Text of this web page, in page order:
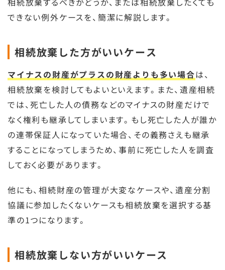
できない例外ケースを、簡潔に解説します。
相続放棄した方がいいケース
マイナスの財産がプラスの財産よりも多い場合は、
相続放棄を検討してもよいといえます。また、遺産相続
では、死亡した人の債務などのマイナスの財産だけで
なく権利も継承してしまいます。もし死亡した人が誰か
の連帯保証人になっていた場合、その義務さえも継承
することになってしまうため、事前に死亡した人を調査
しておく必要があります。
他にも、相続財産の管理が大変なケースや、遺産分割
協議に参加したくないケースも相続放棄を選択する基
準の1つになります。
相続放棄しない方がいいケース